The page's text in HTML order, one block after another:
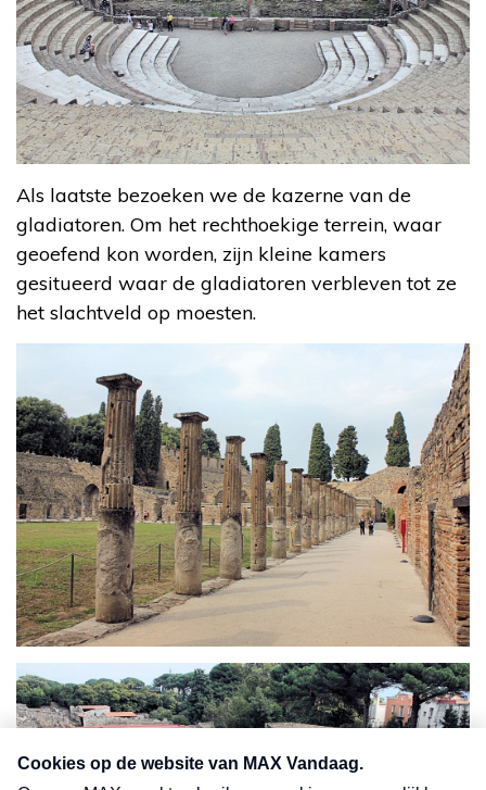
Als laatste bezoeken we de kazerne van de
gladiatoren. Om het rechthoekige terrein, waar
geoefend kon worden, zijn kleine kamers
gesitueerd waar de gladiatoren verbleven tot ze
het slachtveld op moesten.